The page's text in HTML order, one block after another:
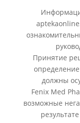
Принятие
должны
Fenix Med
возможные